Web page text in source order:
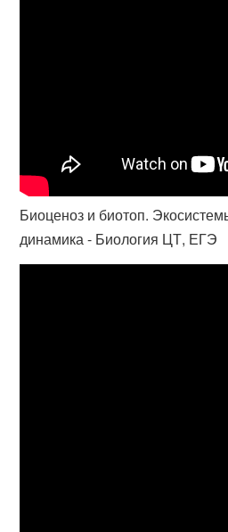
Биоценоз и биотоп.
динамика - Биология ЦТ, ЕГЭ